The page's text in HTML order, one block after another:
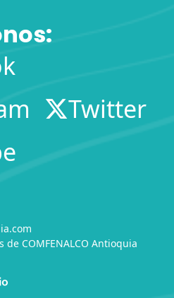
Twitter
de COMFENALCO Antioquia